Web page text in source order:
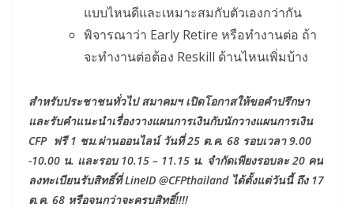
แบบไหนดีและเหมาะสมกับตัวเองกว่ากัน
พิจารณาว่า Early Retire หรือทำงานต่อ ถ้า
จะทำงานต่อต้อง Reskill ด้านไหนเพิ่มบ้าง
สำหรับประชาชนทั่วไป สมาคมฯ เปิดโอกาสให้ขอคำปรึกษา
และรับคำแนะนำเรื่องวางแผนการเงินกับนักวางแผนการเงิน
CFP ฟรี 1 ชม.ผ่านออนไลน์ วันที่25 ต.ค. 68 รอบเวลา 9.00
-10.00 น. และรอบ 10.15 – 11.15 น. จำกัดเพียงรอบละ 20 คน
ลงทะเบียนรับสิทธิ์ที่LineID @CFPthailand ได้ตั้งแต่วันนี้ ถึง 17
ต.ค. 68 หรือจนกว่าจะครบสิทธิ์!!!!